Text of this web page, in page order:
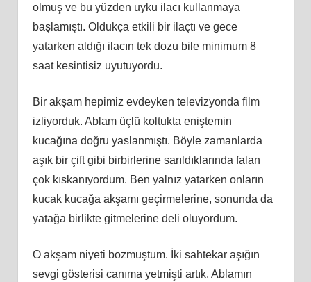
olmuş ve bu yüzden uyku ilacı kullanmaya
başlamıştı. Oldukça etkili bir ilaçtı ve gece
yatarken aldığı ilacın tek dozu bile minimum 8
saat kesintisiz uyutuyordu.
Bir akşam hepimiz evdeyken televizyonda film
izliyorduk. Ablam üçlü koltukta eniştemin
kucağına doğru yaslanmıştı. Böyle zamanlarda
aşık bir çift gibi birbirlerine sarıldıklarında falan
çok kıskanıyordum. Ben yalnız yatarken onların
kucak kucağa akşamı geçirmelerine, sonunda da
yatağa birlikte gitmelerine deli oluyordum.
O akşam niyeti bozmuştum. İki sahtekar aşığın
sevgi gösterisi canıma yetmişti artık. Ablamın